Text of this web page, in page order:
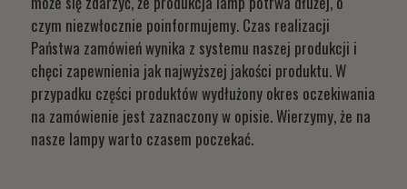
czym niezwłocznie poinformujemy. Czas realizacji
Państwa zamówień wynika z systemu naszej produkcji i
chęci zapewnienia jak najwyższej jakości produktu. W
przypadku części produktów wydłużony okres oczekiwania
na zamówienie jest zaznaczony w opisie. Wierzymy, że na
nasze lampy warto czasem poczekać.